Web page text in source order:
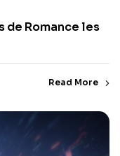
de Romance les
Read More